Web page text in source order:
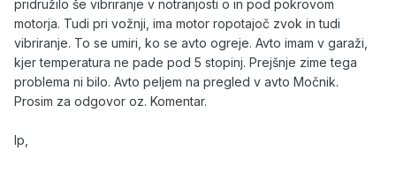
pridružilo še vibriranje v notranjosti o in pod pokrovom
motorja. Tudi pri vožnji, ima motor ropotajoč zvok in tudi
vibriranje. To se umiri, ko se avto ogreje. Avto imam v garaži,
kjer temperatura ne pade pod 5 stopinj. Prejšnje zime tega
problema ni bilo. Avto peljem na pregled v avto Močnik.
Prosim za odgovor oz. Komentar.
lp,